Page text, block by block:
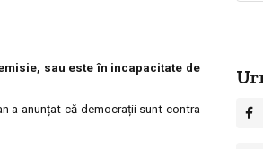
sau este în incapacitate de
a anunțat că democrații sunt contra